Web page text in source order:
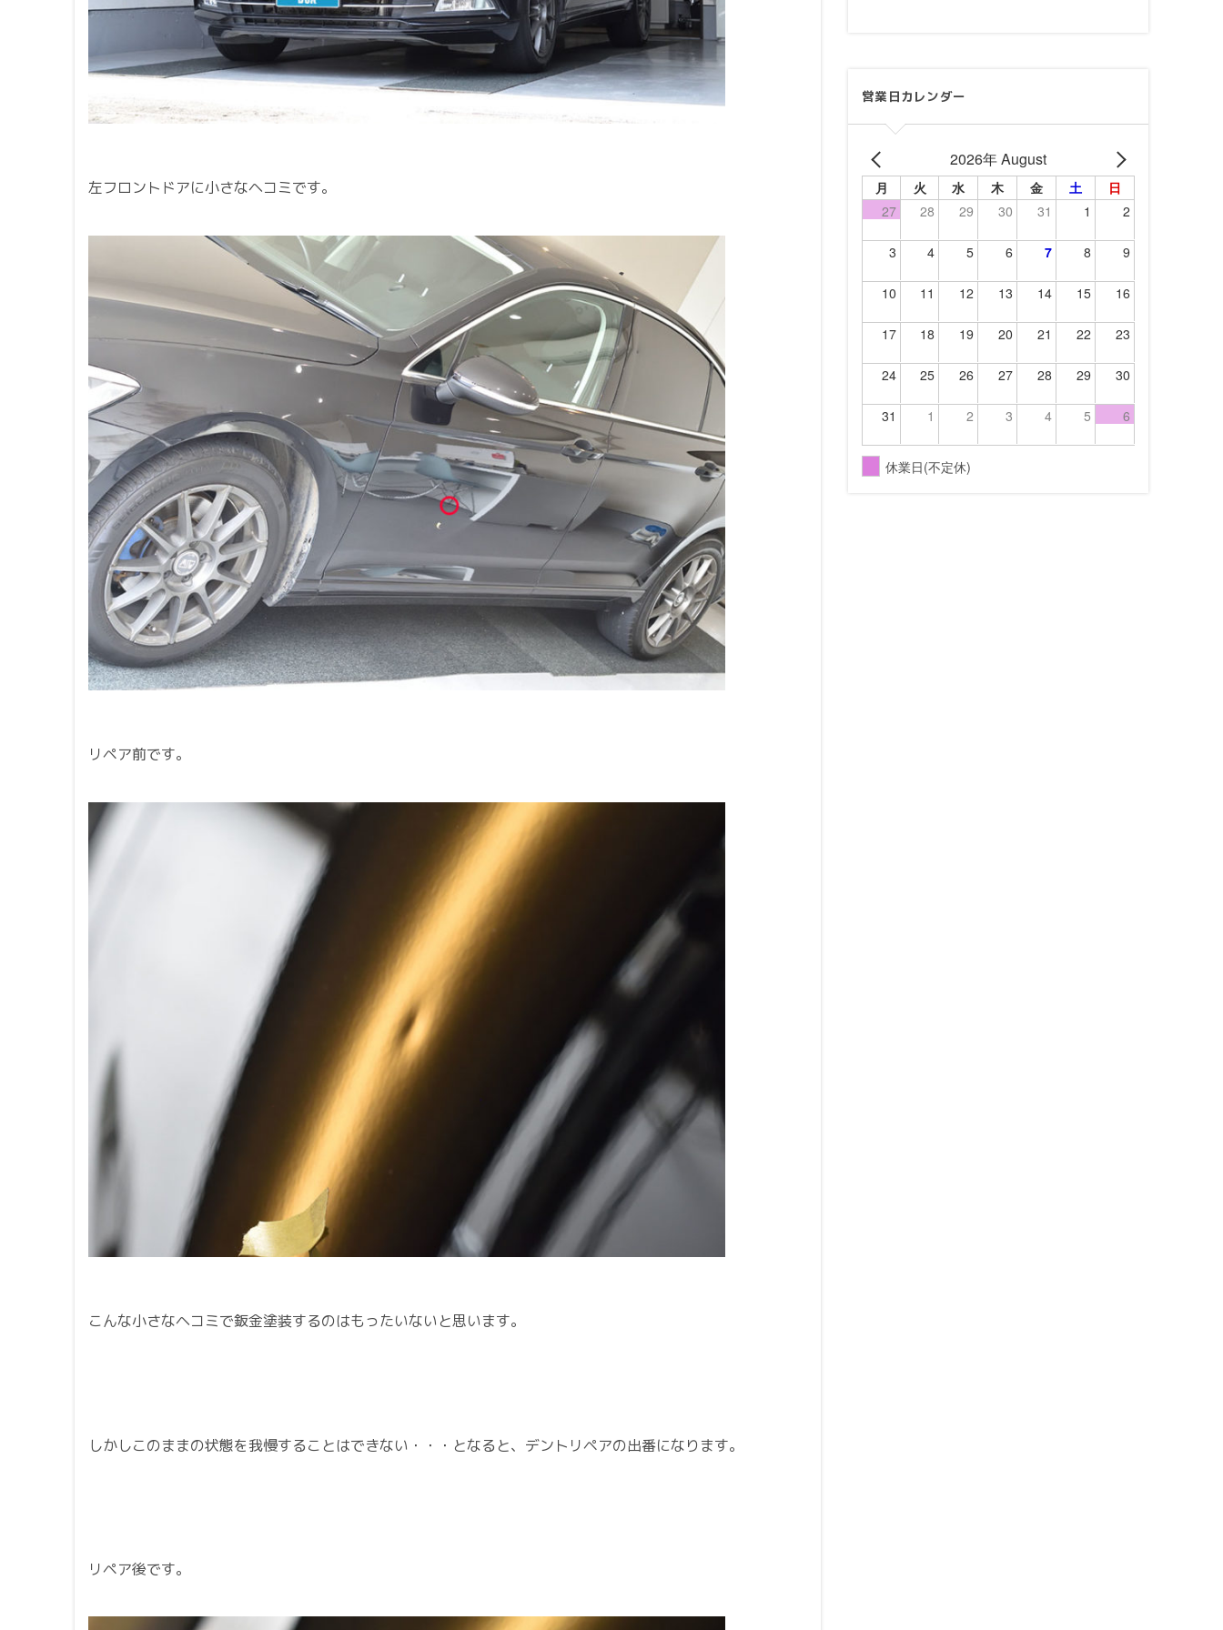
左フロントドアに小さなヘコミです。
リペア前です。
こんな小さなヘコミで鈑金塗装するのはもったいないと思います。
しかしこのままの状態を我慢することはできない・・・となると、デントリペアの出番になります。
リペア後です。
営業日カレンダー
2026年 August
月 火 水 木 金 土
日
27
28 29 30 31 1 2
3 4 5 6 7 8 9
10 11 12 13 14 15 16
17 18 19 20 21 22 23
24 25 26 27 28 29 30
31 1 2 3 4 5 6
休業日(不定休)